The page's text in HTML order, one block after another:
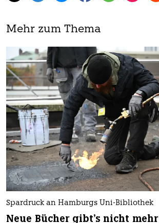
Mehr zum Thema
Spardruck an Hamburgs Uni-Bibliothek
Neue Bücher gibt's nicht mehr